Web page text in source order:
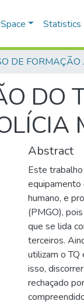
Statistics
DO
Abstract
Este
equipamento
humano, e
(PMGO),
que se lida
terceiros.
utilizam o
isso,
rechaçado